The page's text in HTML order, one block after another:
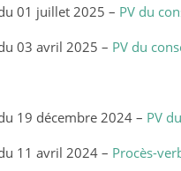
01 juillet 2025 – PV du
03 avril 2025 – PV du
19 décembre 2024 – PV
11 avril 2024 – Procès-